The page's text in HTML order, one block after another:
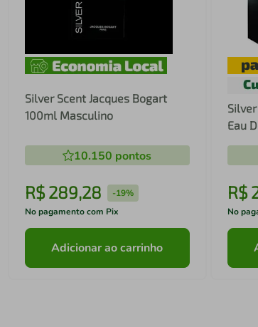
Silver Scent Jacques Bogart
100ml Masculino
10.150 pontos
R$ 289,28 -19%
No pagamento com Pix
Adicionar ao carrinho
Eau
R$
No